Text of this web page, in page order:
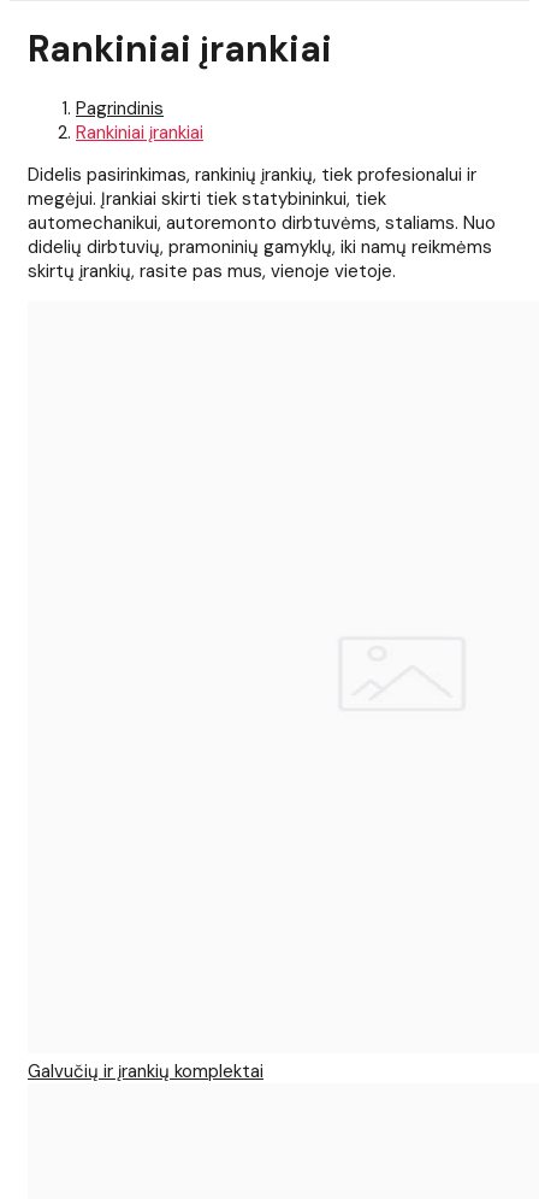
Rankiniai įrankiai
Pagrindinis
Rankiniai įrankiai
Didelis pasirinkimas, rankinių įrankių, tiek profesionalui ir
megėjui. Įrankiai skirti tiek statybininkui, tiek
automechanikui, autoremonto dirbtuvėms, staliams. Nuo
didelių dirbtuvių, pramoninių gamyklų, iki namų reikmėms
skirtų įrankių, rasite pas mus, vienoje vietoje.
Galvučių ir įrankių komplektai